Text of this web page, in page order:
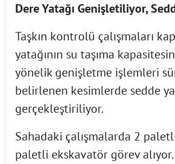
Dere Yatağı Genişletiliyor,
Taşkın kontrolü çalışmaları
yatağının su taşıma
yönelik genişletme işlemleri
belirlenen kesimlerde sedde
gerçekleştiriliyor.
Sahadaki çalışmalarda 2
paletli ekskavatör görev alıyor.